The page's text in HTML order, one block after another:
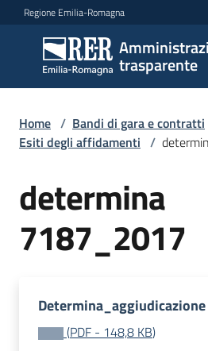
Vai al contenuto
Vai alla navigazione
Vai al footer
Regione Emilia-Romagna
trasparente
Amministrazione
trasparente
Sottosezioni
Accesso
Home / Bandi di gara e contratti
Esiti degli affidamenti /
determina
7187_2017
(PDF - 148,8 KB)